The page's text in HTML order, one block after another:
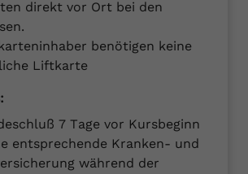
direkt vor Ort bei den
benötigen keine
Liftkarte
7 Tage vor Kursbeginn
entsprechende Kranken- und
während der